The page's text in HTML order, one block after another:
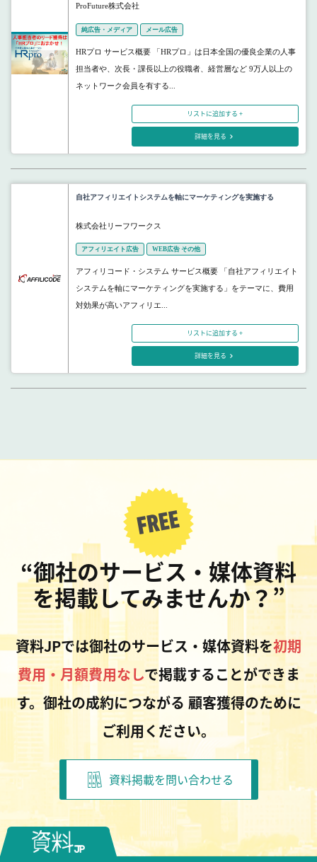
ProFuture株式会社
純広告・メディア メール広告
HRプロ サービス概要 「HRプロ」は日本全国の優良企業の人事
担当者や、次長・課長以上の役職者、経営層など 9万人以上の
ネットワーク会員を有する...
リストに追加する +
詳細を見る
自社アフィリエイトシステムを軸にマーケティングを実施する
株式会社リーフワークス
アフィリエイト広告 WEB広告 その他
アフィリコード・システム サービス概要 「自社アフィリエイト
システムを軸にマーケティングを実施する」をテーマに、費用
対効果が高いアフィリエ...
リストに追加する +
詳細を見る
“御社のサービス・媒体資料
を掲載してみませんか？”
資料JPでは御社のサービス・媒体資料を初期
費用・月額費用なしで掲載することができま
す。御社の成約につながる 顧客獲得のために
ご利用ください。
資料掲載を問い合わせる